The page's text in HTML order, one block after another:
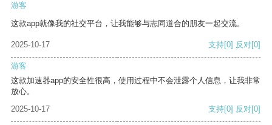
游客
这款app就像我的社交平台，让我能够与志同道合的朋友一起交流。
2025-10-17 支持[0] 反对[0]
游客
这款加速器app的安全性很高，使用过程中不会泄露个人信息，让我非常
放心。
2025-10-17
支持[0] 反对[0]